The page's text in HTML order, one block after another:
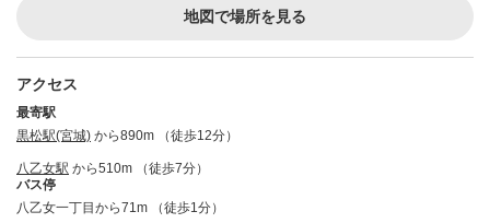
地図で場所を見る
アクセス
最寄駅
黒松駅(宮城) から890m （徒歩12分）
八乙女駅 から510m （徒歩7分）
バス停
八乙女一丁目から71m （徒歩1分）